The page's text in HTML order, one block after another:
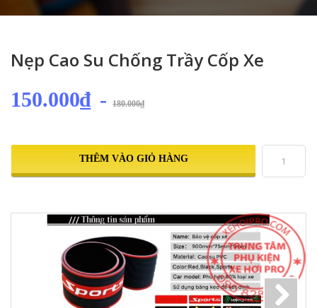
Nẹp Cao Su Chống Trầy Cốp Xe
150.000₫ - 180.000₫
THÊM VÀO GIỎ HÀNG